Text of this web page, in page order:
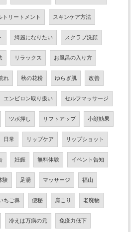
トリートメント スキンケア方法
綺麗になりたい スクラブ洗顔
リラックス お風呂の入り方
れ 秋の花粉 ゆらぎ肌 改善
エンビロン取り扱い セルフマッサージ
ツボ押し リフトアップ 小顔効果
日常 リップケア リップショット
妊娠 無料体験 イベント告知
験 足湯 マッサージ 福山
ちご鼻 便秘 肩こり 老廃物
冷えは万病の元 免疫力低下